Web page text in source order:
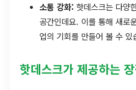
소통 강화: 핫데스크는 다양
공간인데요. 이를 통해 새로
업의 기회를 만들어 볼 수 있
핫데스크가 제공하는